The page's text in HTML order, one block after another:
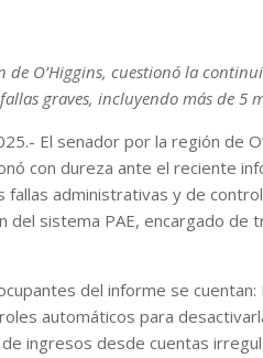
O’Higgins, cuestionó la
graves, incluyendo más de 5
El senador por la región de
con dureza ante el reciente
administrativas y de
del sistema PAE, encargado de
del informe se
automáticos para
ingresos desde cuentas